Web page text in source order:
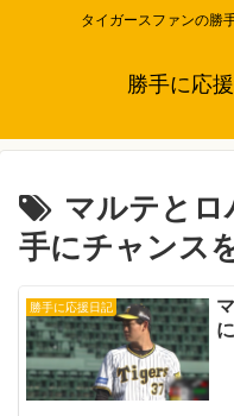
タイガースファンの勝
勝手に応
マルテと
手にチャンス
勝手に応援日記